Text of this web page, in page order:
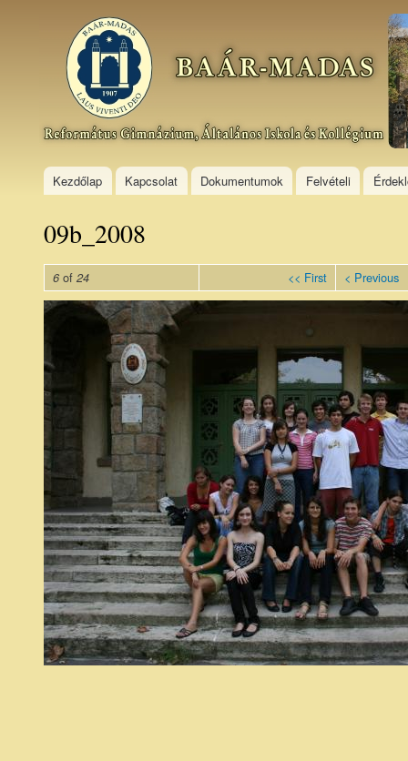
Baár–
Madas
Református
Gimnázium,
Általános
Kollégium
Kezdőlap Kapcsolat Dokumentumok Felvételi
09b_2008
6 of 24 << First < Previous
09b_200809.jpg